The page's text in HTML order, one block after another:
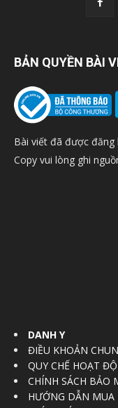
BẢN QUYỀN BÀI
Bài viết đã được đăng
Copy vui lòng ghi
DANH Y
ĐIỀU KHOẢN
QUY CHẾ HOẠT
CHÍNH SÁCH BẢO
HƯỚNG DẪN MUA